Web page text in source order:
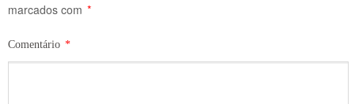
marcados com *
Comentário *